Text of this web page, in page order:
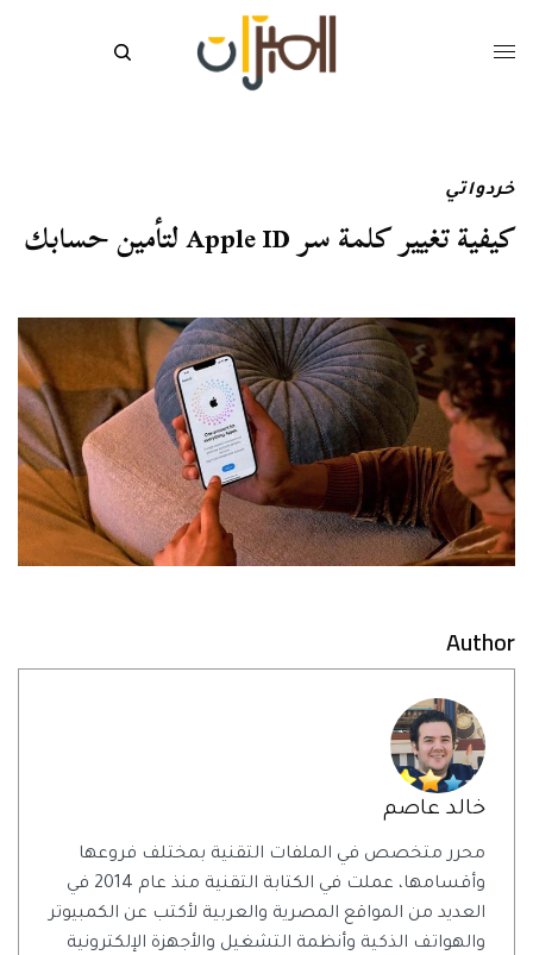
خردواتي
كيفية تغيير كلمة سر Apple ID لتأمين حسابك
Author
خالد عاصم
محرر متخصص في الملفات التقنية بمختلف فروعها
وأقسامها، عملت في الكتابة التقنية منذ عام 2014 في
العديد من المواقع المصرية والعربية لأكتب عن الكمبيوتر
والهواتف الذكية وأنظمة التشغيل والأجهزة الإلكترونية